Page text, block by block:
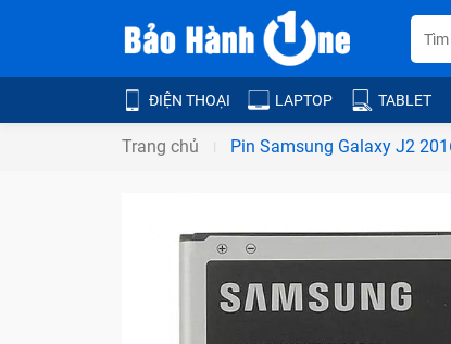
ĐIỆN THOẠI LAPTOP TABLET
Trang chủ Pin Samsung Galaxy J2